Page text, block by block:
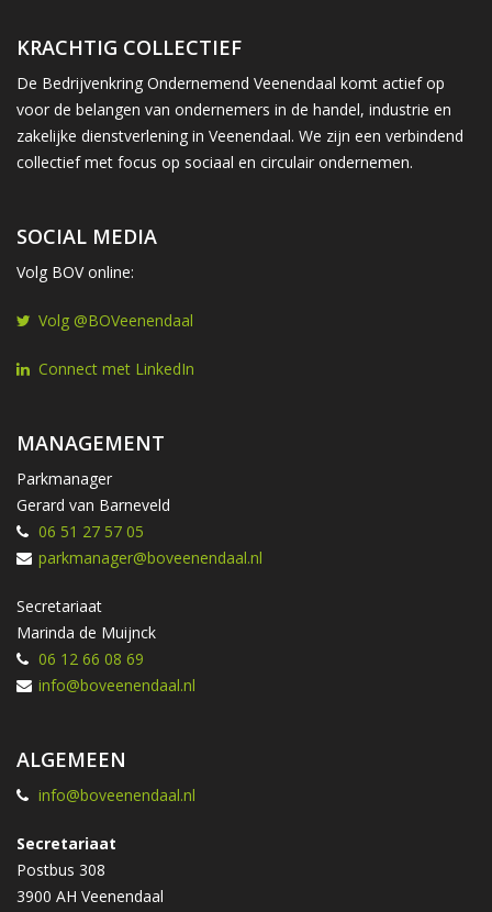
KRACHTIG COLLECTIEF
De Bedrijvenkring Ondernemend Veenendaal komt actief op
voor de belangen van ondernemers in de handel, industrie en
zakelijke dienstverlening in Veenendaal. We zijn een verbindend
collectief met focus op sociaal en circulair ondernemen.
SOCIAL MEDIA
Volg BOV online:
Volg @BOVeenendaal
Connect met LinkedIn
MANAGEMENT
Parkmanager
Gerard van Barneveld
06 51 27 57 05
parkmanager@boveenendaal.nl
Secretariaat
Marinda de Muijnck
06 12 66 08 69
info@boveenendaal.nl
ALGEMEEN
info@boveenendaal.nl
Secretariaat
Postbus 308
3900 AH Veenendaal